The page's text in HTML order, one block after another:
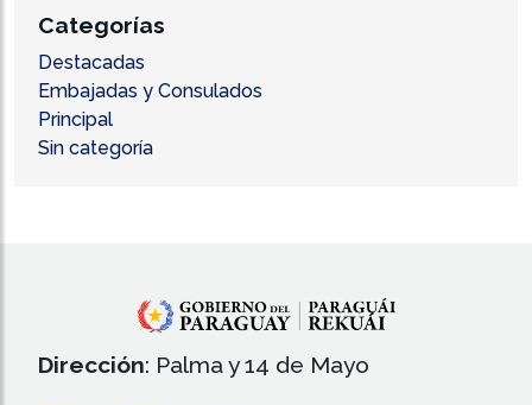
Categorías
Destacadas
Embajadas y Consulados
Principal
Sin categoría
Dirección: Palma y 14 de Mayo